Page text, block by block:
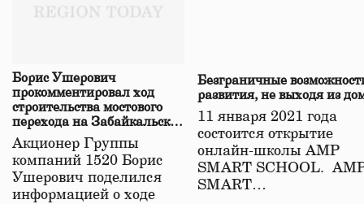
Борис Ушерович
прокомментировал ход
строительства мостового
перехода на Забайкальской
железной дороге
Акционер Группы
компаний 1520 Борис
Ушерович поделился
информацией о ходе
Безграничные
развития, не выходя из
11 января 2021 года
состоится открытие
онлайн-школы АМР
SMART SCHOOL.
SMART…